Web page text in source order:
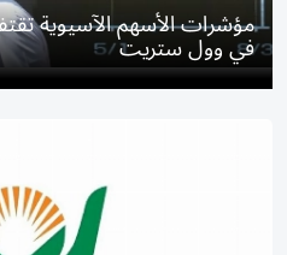
مؤشرات الأسهم الآسيوية
في وول ستريت